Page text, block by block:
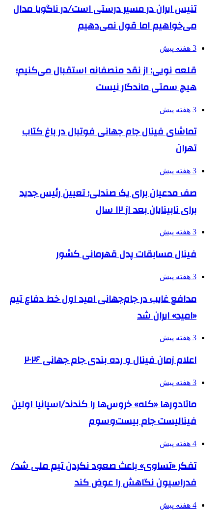
تنیس ایران در مسیر درستی است/در ناگویا مدال
می‌خواهیم اما قول نمی‌دهیم
3 هفته پیش
قلعه نویی: از نقد منصفانه استقبال می‌کنیم؛
هیچ سمتی ماندگار نیست
3 هفته پیش
تماشای فینال جام جهانی فوتبال در باغ کتاب
تهران
3 هفته پیش
صف مدعیان برای یک صندلی؛ تعیین رئیس جدید
برای نابینایان بعد از ۱۲ سال
3 هفته پیش
فینال مسابقات پدل قهرمانی کشور
3 هفته پیش
مدافع غایب در جام‌جهانی امید اول خط دفاع تیم
«امید» ایران شد
3 هفته پیش
اعلام زمان فینال و رده بندی جام جهانی ۲۰۲۶
3 هفته پیش
ماتادورها «کله» خروس‌ها را کندند/اسپانیا اولین
فینالیست جام بیست‌وسوم
4 هفته پیش
تفکر «تساوی» باعث صعود نکردن تیم ملی شد/
فدراسیون نگاهش را عوض کند
4 هفته پیش